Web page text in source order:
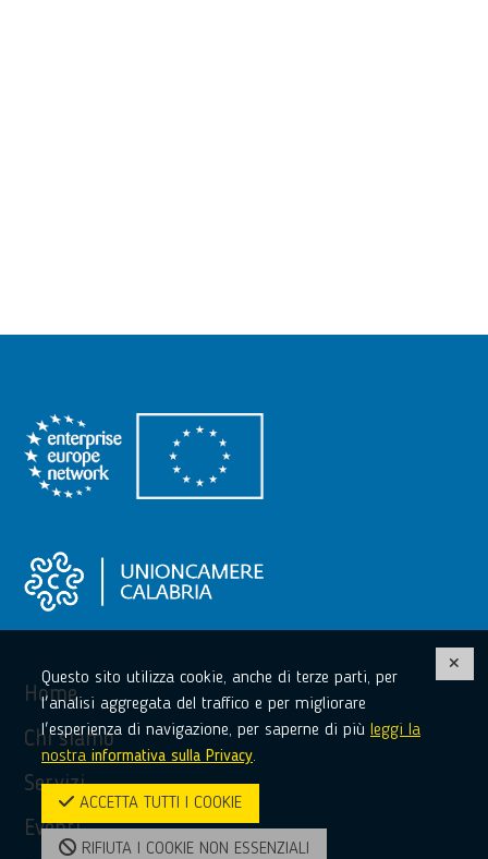
Home
Chi siamo
Servizi
Eventi
Questo sito utilizza cookie, anche di terze parti, per
l'analisi aggregata del traffico e per migliorare
l'esperienza di navigazione, per saperne di più leggi la
nostra informativa sulla Privacy.
ACCETTA TUTTI I COOKIE
RIFIUTA I COOKIE NON ESSENZIALI